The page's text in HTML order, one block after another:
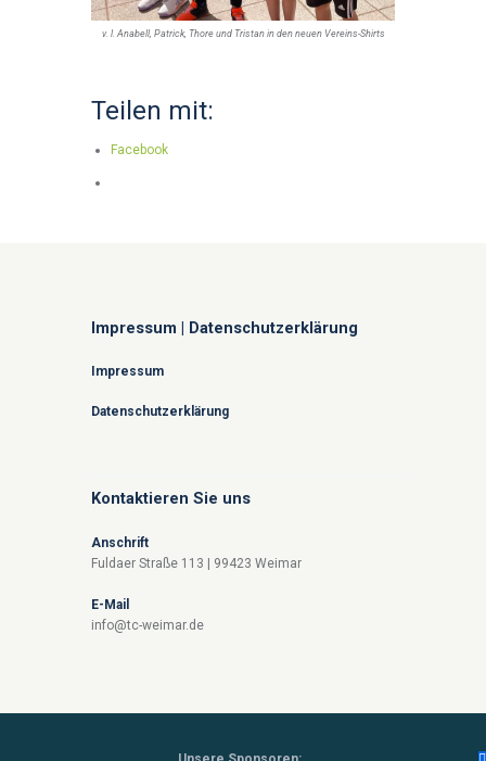
v. l. Anabell, Patrick, Thore und Tristan in den neuen Vereins-Shirts
Teilen mit:
Facebook
Impressum | Datenschutzerklärung
Impressum
Datenschutzerklärung
Kontaktieren Sie uns
Anschrift
Fuldaer Straße 113 | 99423 Weimar
E-Mail
info@tc-weimar.de